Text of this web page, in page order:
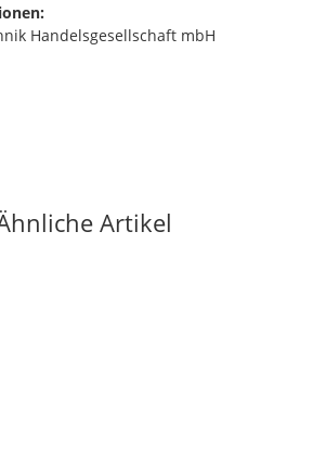
Handelsgesellschaft mbH
Artikel